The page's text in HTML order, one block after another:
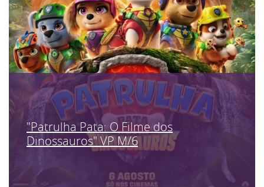
"Patrulha Pata: O Filme dos
Dinossauros" VP M/6